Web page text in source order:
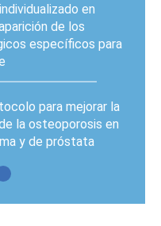
en
de los
específicos para
para mejorar la
la osteoporosis en
y de próstata